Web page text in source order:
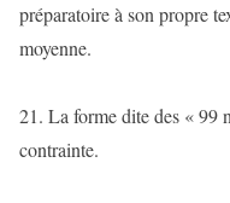
préparatoire à son propre
moyenne.
21. La forme dite des « 99
contrainte.